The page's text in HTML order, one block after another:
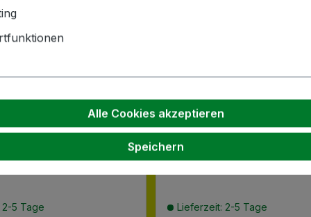
| ELEMENTS | 465ml
5 Tage
ZALTO | Dekanter |
Lieferzeit: 2-5 Tage
Alle Cookies akzeptieren
Speichern